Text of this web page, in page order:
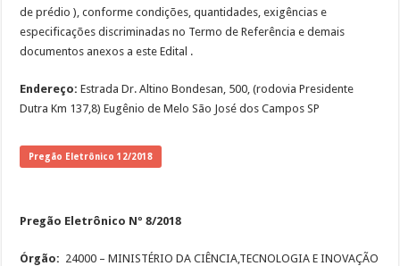
de prédio ), conforme condições, quantidades, exigências e
especificações discriminadas no Termo de Referência e demais
documentos anexos a este Edital .
Endereço: Estrada Dr. Altino Bondesan, 500, (rodovia Presidente
Dutra Km 137,8) Eugênio de Melo São José dos Campos SP
Pregão Eletrônico 12/2018
Pregão Eletrônico Nº 8/2018
Órgão: 24000 – MINISTÉRIO DA CIÊNCIA,TECNOLOGIA E INOVAÇÃO